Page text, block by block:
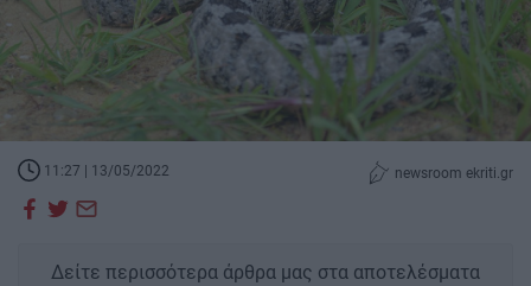
11:27 | 13/05/2022 newsroom ekriti.gr
Δείτε περισσότερα άρθρα μας στα αποτελέσματα